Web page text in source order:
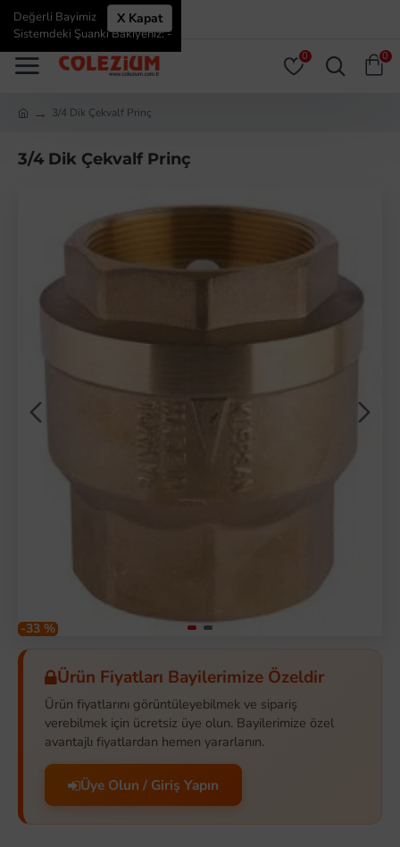
ÜYE GIRIŞI ÜYE OL
0 0
X Kapat
Değerli Bayimiz
Sistemdeki Şuanki Bakiyeniz: -
3/4 Dik Çekvalf Prinç
3/4 Dik Çekvalf Prinç
-33 %
Ürün Fiyatları Bayilerimize Özeldir
Ürün fiyatlarını görüntüleyebilmek ve sipariş
verebilmek için ücretsiz üye olun. Bayilerimize özel
avantajlı fiyatlardan hemen yararlanın.
Üye Olun / Giriş Yapın